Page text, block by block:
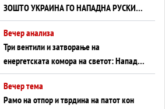
ЗОШТО УКРАИНА ГО НАПАДНА РУСКИОТ
WILDBERRIES
Вечер анализа
Три вентили и затворање на
енергетската комора на светот: Нападот
во Суец најавува глобален енергетски
инфаркт?
Вечер тема
Рамо на отпор и тврдина на патот кон